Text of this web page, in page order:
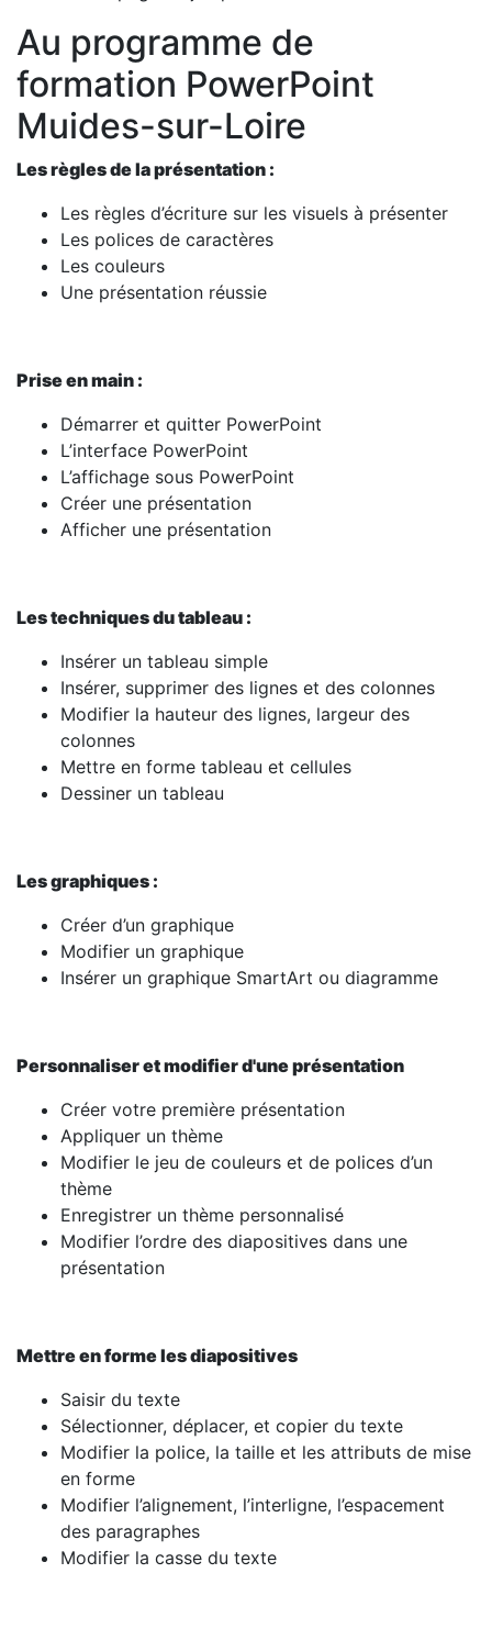
Au programme de
formation PowerPoint
Muides-sur-Loire
Les règles de la présentation :
Les règles d’écriture sur les visuels à présenter
Les polices de caractères
Les couleurs
Une présentation réussie
Prise en main :
Démarrer et quitter PowerPoint
L’interface PowerPoint
L’affichage sous PowerPoint
Créer une présentation
Afficher une présentation
Les techniques du tableau :
Insérer un tableau simple
Insérer, supprimer des lignes et des colonnes
Modifier la hauteur des lignes, largeur des
colonnes
Mettre en forme tableau et cellules
Dessiner un tableau
Les graphiques :
Créer d’un graphique
Modifier un graphique
Insérer un graphique SmartArt ou diagramme
Personnaliser et modifier d'une présentation
Créer votre première présentation
Appliquer un thème
Modifier le jeu de couleurs et de polices d’un
thème
Enregistrer un thème personnalisé
Modifier l’ordre des diapositives dans une
présentation
Mettre en forme les diapositives
Saisir du texte
Sélectionner, déplacer, et copier du texte
Modifier la police, la taille et les attributs de mise
en forme
Modifier l’alignement, l’interligne, l’espacement
des paragraphes
Modifier la casse du texte